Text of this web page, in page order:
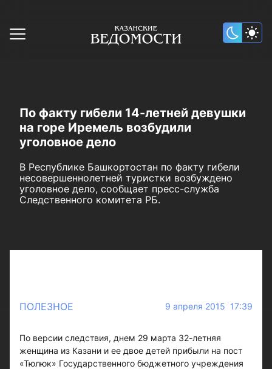
По факту гибели 14-летней девушки
на горе Иремель возбудили
уголовное дело
В Республике Башкортостан по факту гибели
несовершеннолетней туристки возбуждено
уголовное дело, сообщает пресс-служба
Следственного комитета РБ.
ПОЛЕЗНОЕ 9 апреля 2015 17:39
По версии следствия, днем 29 марта 32-летняя
женщина из Казани и ее двое детей прибыли на пост
«Тюлюк» Государственного бюджетного учреждения